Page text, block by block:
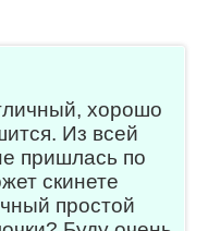
хорошо
Из всей
пришлась по
скинете
простой